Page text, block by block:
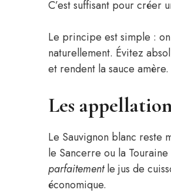
C’est suffisant pour créer
Le principe est simple :
naturellement. Évitez
et rendent la sauce
Les
Le Sauvignon blanc reste
le Sancerre ou la
parfaitementle jus de
économique.